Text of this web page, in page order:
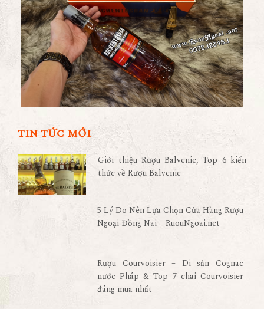
TIN TỨC MỚI
Giới thiệu Rượu Balvenie, Top 6 kiến
thức về Rượu Balvenie
5 Lý Do Nên Lựa Chọn Cửa Hàng Rượu
Ngoại Đồng Nai – RuouNgoai.net
Rượu Courvoisier – Di sản Cognac
nước Pháp & Top 7 chai Courvoisier
đáng mua nhất